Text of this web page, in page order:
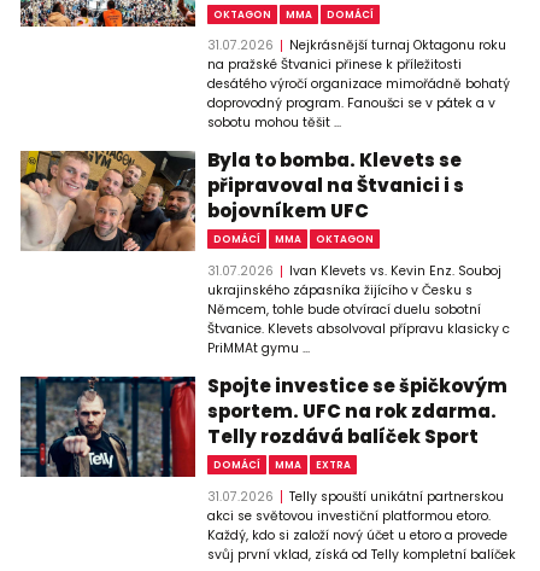
OKTAGON MMA DOMÁCÍ
31.07.2026
Nejkrásnější turnaj Oktagonu roku
na pražské Štvanici přinese k příležitosti
desátého výročí organizace mimořádně bohatý
doprovodný program. Fanoušci se v pátek a v
sobotu mohou těšit ...
Byla to bomba. Klevets se
připravoval na Štvanici i s
bojovníkem UFC
DOMÁCÍ MMA OKTAGON
31.07.2026
Ivan Klevets vs. Kevin Enz. Souboj
ukrajinského zápasníka žijícího v Česku s
Němcem, tohle bude otvírací duelu sobotní
Štvanice. Klevets absolvoval přípravu klasicky c
PriMMAt gymu ...
Spojte investice se špičkovým
sportem. UFC na rok zdarma.
Telly rozdává balíček Sport
DOMÁCÍ MMA EXTRA
31.07.2026
Telly spouští unikátní partnerskou
akci se světovou investiční platformou etoro.
Každý, kdo si založí nový účet u etoro a provede
svůj první vklad, získá od Telly kompletní balíček